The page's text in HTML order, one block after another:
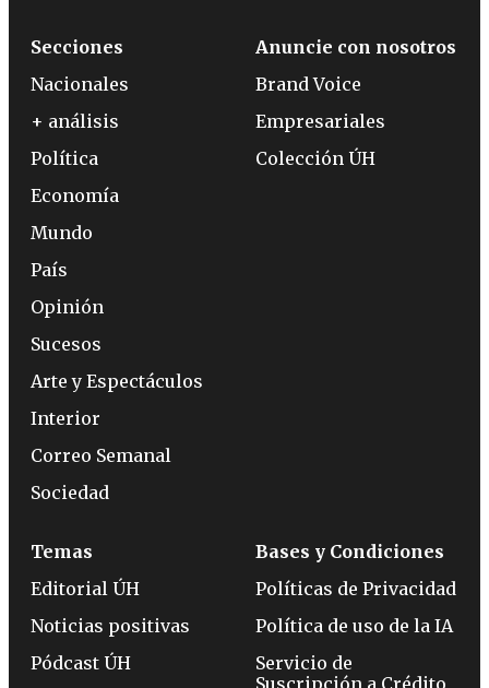
Secciones
Nacionales
+ análisis
Política
Economía
Mundo
País
Opinión
Sucesos
Arte y Espectáculos
Interior
Correo Semanal
Sociedad
Anuncie con nosotros
Brand Voice
Empresariales
Colección ÚH
Temas
Editorial ÚH
Noticias positivas
Pódcast ÚH
Bases y Condiciones
Políticas de Privacidad
Política de uso de la IA
Servicio de
Suscripción a Crédito